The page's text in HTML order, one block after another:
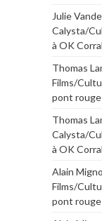
Julie
Calysta/
à OK
Thomas
Films/
pont rouge
Thomas
Calysta/
à OK
Alain
Films/
pont rouge